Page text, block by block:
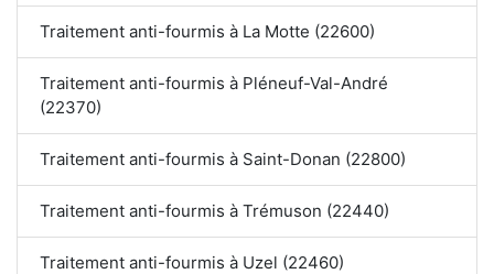
Traitement anti-fourmis à La Motte (22600)
Traitement anti-fourmis à Pléneuf-Val-André
(22370)
Traitement anti-fourmis à Saint-Donan (22800)
Traitement anti-fourmis à Trémuson (22440)
Traitement anti-fourmis à Uzel (22460)